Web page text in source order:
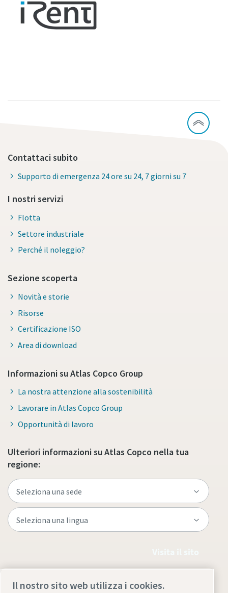
Contattaci subito
Supporto di emergenza 24 ore su 24, 7 giorni su 7
I nostri servizi
Flotta
Settore industriale
Perché il noleggio?
Sezione scoperta
Novità e storie
Risorse
Certificazione ISO
Area di download
Informazioni su Atlas Copco Group
La nostra attenzione alla sostenibilità
Lavorare in Atlas Copco Group
Opportunità di lavoro
Ulteriori informazioni su Atlas Copco nella tua
regione:
Il nostro sito web utilizza i cookies.